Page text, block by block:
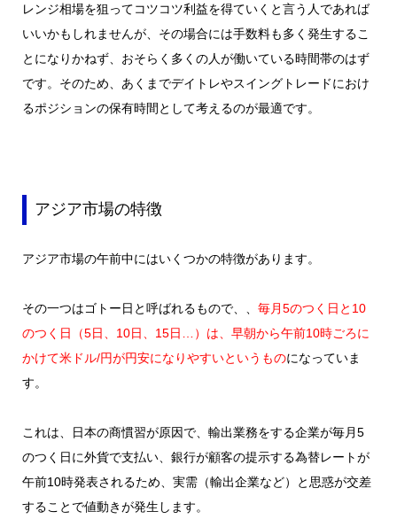
レンジ相場を狙ってコツコツ利益を得ていくと言う人であれば
いいかもしれませんが、その場合には手数料も多く発生するこ
とになりかねず、おそらく多くの人が働いている時間帯のはず
です。そのため、あくまでデイトレやスイングトレードにおけ
るポジションの保有時間として考えるのが最適です。
アジア市場の特徴
アジア市場の午前中にはいくつかの特徴があります。
その一つはゴトー日と呼ばれるもので、、 毎月5のつく日と10
のつく日（5日、10日、15日…）は、早朝から午前10時ごろに
かけて米ドル/円が円安になりやすいというものになっていま
す。
これは、日本の商慣習が原因で、輸出業務をする企業が毎月5
のつく日に外貨で支払い、銀行が顧客の提示する為替レートが
午前10時発表されるため、実需（輸出企業など）
と思惑が交差
することで値動きが発生します。